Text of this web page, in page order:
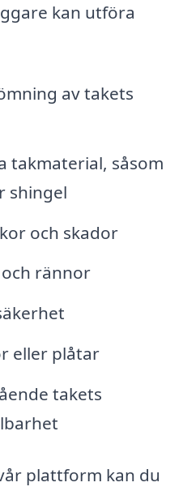
kan utföra
av takets
takmaterial, såsom
shingel
och skador
rännor
eller plåtar
takets
plattform kan du